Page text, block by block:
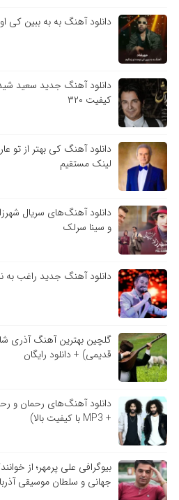
دانلود آهنگ به به ببین کی
دانلود آهنگ جدید سعید
کیفیت ۳۲۰
دانلود آهنگ کی بهتر از تو
لینک مستقیم
دانلود آهنگ‌های سریال
و سینا سرلک
دانلود آهنگ جدید راغب به
گلچین بهترین آهنگ آذری
قدیمی) + دانلود رایگان
دانلود آهنگ‌های رحمان و
+ MP3 با کیفیت بالا)
بیوگرافی علی پرمهر؛ از
جهانی و سلطان موسیقی